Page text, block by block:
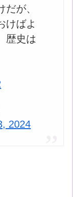
が、
けばよ
歴史は
2024